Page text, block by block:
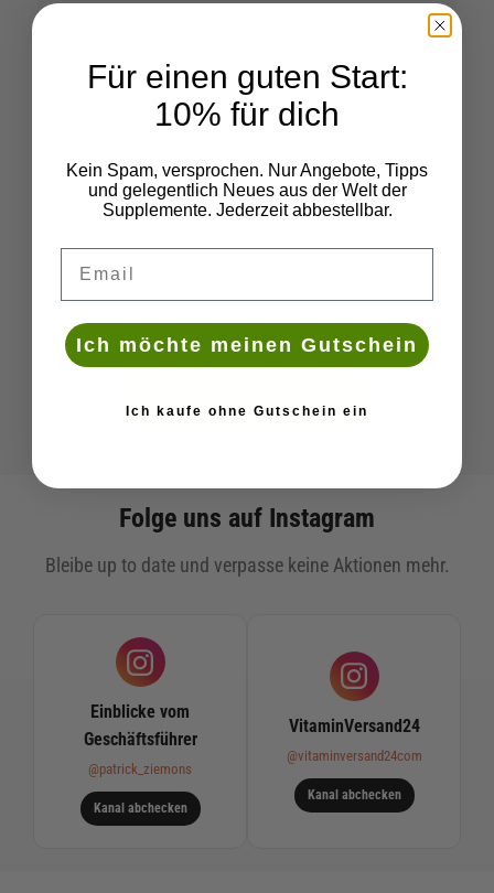
Gesamtpreis: --
Auswahl in den Warenkorb
Folge uns auf Instagram
Bleibe up to date und verpasse keine Aktionen mehr.
Einblicke vom
Geschäftsführer
@patrick_ziemons
Kanal abchecken
VitaminVersand24
@vitaminversand24com
Kanal abchecken
Für einen guten Start:
10% für dich
Kein Spam, versprochen. Nur Angebote, Tipps
und gelegentlich Neues aus der Welt der
Supplemente. Jederzeit abbestellbar.
Ich möchte meinen Gutschein
Ich kaufe ohne Gutschein ein